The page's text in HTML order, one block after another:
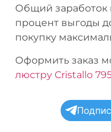
Общий заработок
процент выгоды
покупку
Оформить заказ
люстру Cristallo